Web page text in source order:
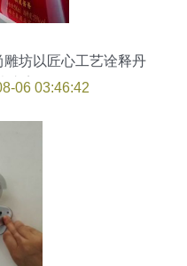
坊以匠心工艺诠释丹
之美
06 03:46:42